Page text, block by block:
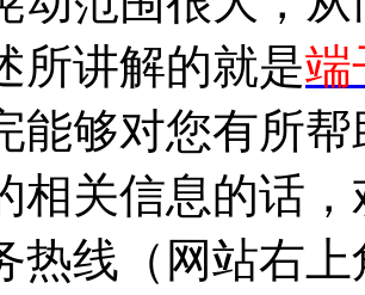
讲解的就是端
能够对您有所
相关信息的话
热线（网站右